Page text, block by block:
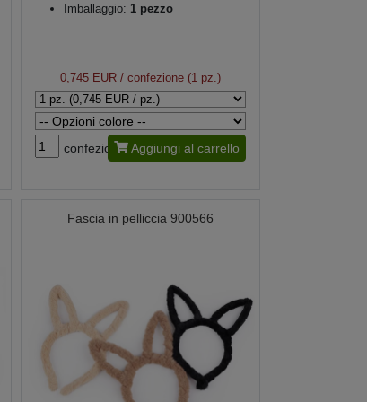
Imballaggio: 1 pezzo
0,745 EUR/ confezione (1 pz.)
confezione Aggiungi al carrello
Fascia in pelliccia 900566